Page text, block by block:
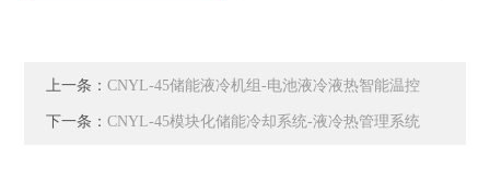
上一条：CNYL-45储能液冷机组-电池液冷液热智能温控
下一条：CNYL-45模块化储能冷却系统-液冷热管理系统